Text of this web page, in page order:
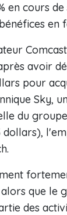
en cours
en
avoir
pour
Sky,
du
dollars),
que le
des